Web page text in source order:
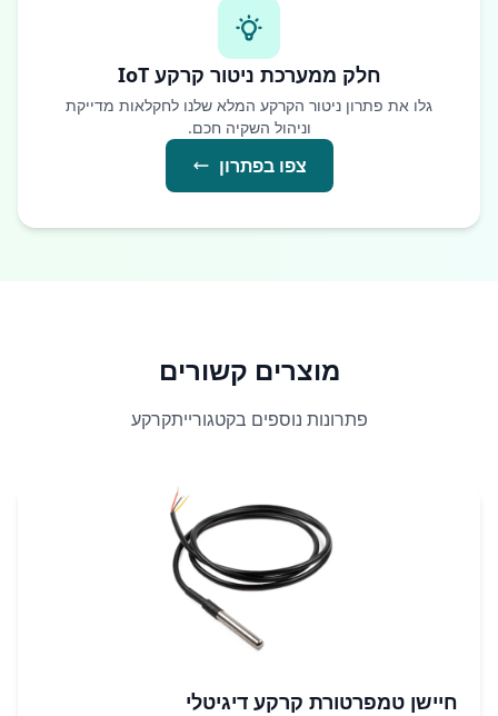
חלק ממערכת ניטור קרקע IoT
גלו את פתרון ניטור הקרקע המלא שלנו לחקלאות מדייקת
וניהול השקיה חכם.
צפו בפתרון
מוצרים קשורים
פתרונות נוספים בקטגורייתקרקע
חיישן טמפרטורת קרקע דיגיטלי